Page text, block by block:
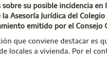
su posible incidencia
la Asesoría Jurídica del
emitido por el Consejo
que conviene destacar es
locales a vivienda. Por el